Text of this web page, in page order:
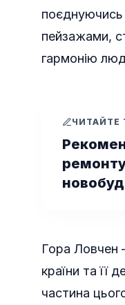
поєднуючись
пейзажами,
гармонію
ЧИТАЙТЕ
Гора Ловчен
країни та її
частина